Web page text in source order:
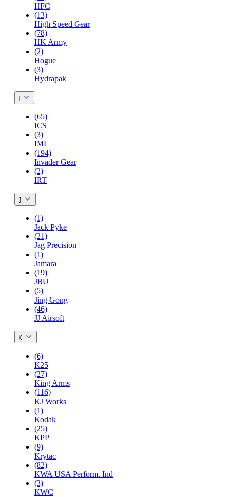
HFC
(13)
High Speed Gear
(78)
HK Army
(2)
Hogue
(3)
Hydrapak
I
(65)
ICS
(3)
IMI
(194)
Invader Gear
(2)
IRT
J
(1)
Jack Pyke
(21)
Jag Precision
(1)
Jamara
(19)
JBU
(5)
Jing Gong
(46)
JJ Airsoft
K
(6)
K25
(27)
King Arms
(116)
KJ Works
(1)
Kodak
(25)
KPP
(9)
Krytac
(82)
KWA USA Perform. Ind
(3)
KWC